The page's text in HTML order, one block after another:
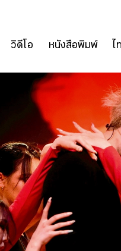
วิดีโอ หนังสือพิมพ์ ไ